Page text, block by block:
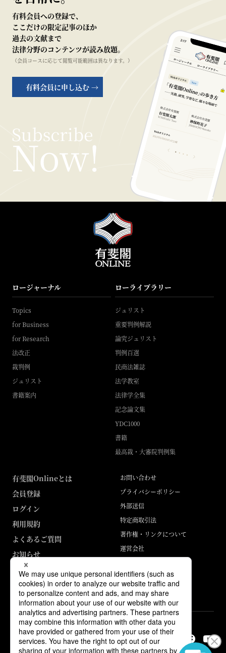
有料会員への登録で、
ここだけの限定記事のほか
過去の文献まで
法律分野のコンテンツが読み放題。
（会員コースに応じて閲覧可能範囲は異なります。）
有料会員に申し込む →
ロージャーナル
Topics
for Business
for Research
法改正
裁判例
ジュリスト
書籍案内
ローライブラリー
ジュリスト
重要判例解説
論究ジュリスト
判例百選
民商法雑誌
法学教室
法律学全集
記念論文集
YDC1000
書籍
最高裁・大審院判例集
有斐閣Onlineとは
会員登録
ログイン
利用規約
よくあるご質問
お知らせ
お問い合わせ
プライバシーポリシー
外部送信
特定商取引法
著作権・リンクについて
運営会社